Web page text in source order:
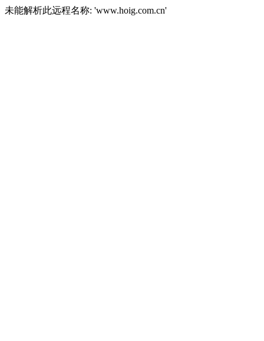
未能解析此远程名称: 'www.hoig.com.cn'